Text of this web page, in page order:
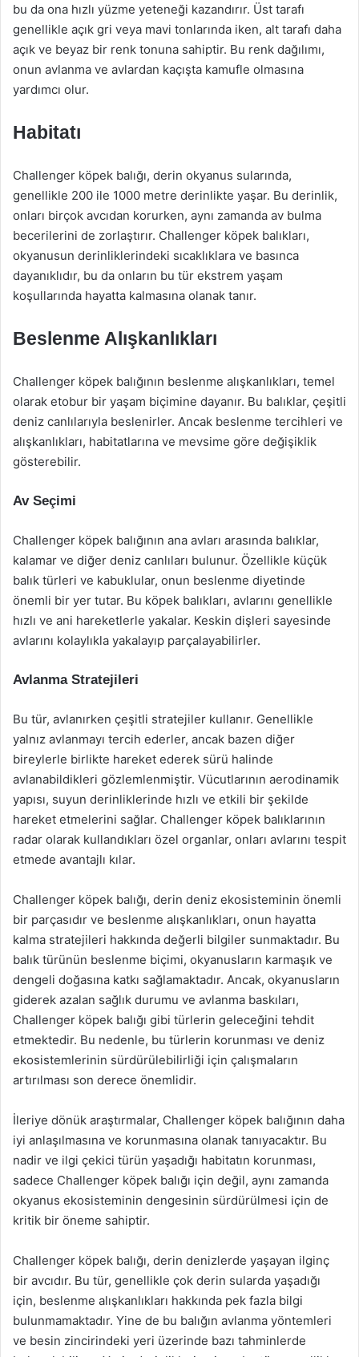
bu da ona hızlı yüzme yeteneği kazandırır. Üst tarafı
genellikle açık gri veya mavi tonlarında iken, alt tarafı daha
açık ve beyaz bir renk tonuna sahiptir. Bu renk dağılımı,
onun avlanma ve avlardan kaçışta kamufle olmasına
yardımcı olur.
Habitatı
Challenger köpek balığı, derin okyanus sularında,
genellikle 200 ile 1000 metre derinlikte yaşar. Bu derinlik,
onları birçok avcıdan korurken, aynı zamanda av bulma
becerilerini de zorlaştırır. Challenger köpek balıkları,
okyanusun derinliklerindeki sıcaklıklara ve basınca
dayanıklıdır, bu da onların bu tür ekstrem yaşam
koşullarında hayatta kalmasına olanak tanır.
Beslenme Alışkanlıkları
Challenger köpek balığının beslenme alışkanlıkları, temel
olarak etobur bir yaşam biçimine dayanır. Bu balıklar, çeşitli
deniz canlılarıyla beslenirler. Ancak beslenme tercihleri ve
alışkanlıkları, habitatlarına ve mevsime göre değişiklik
gösterebilir.
Av Seçimi
Challenger köpek balığının ana avları arasında balıklar,
kalamar ve diğer deniz canlıları bulunur. Özellikle küçük
balık türleri ve kabuklular, onun beslenme diyetinde
önemli bir yer tutar. Bu köpek balıkları, avlarını genellikle
hızlı ve ani hareketlerle yakalar. Keskin dişleri sayesinde
avlarını kolaylıkla yakalayıp parçalayabilirler.
Avlanma Stratejileri
Bu tür, avlanırken çeşitli stratejiler kullanır. Genellikle
yalnız avlanmayı tercih ederler, ancak bazen diğer
bireylerle birlikte hareket ederek sürü halinde
avlanabildikleri gözlemlenmiştir. Vücutlarının aerodinamik
yapısı, suyun derinliklerinde hızlı ve etkili bir şekilde
hareket etmelerini sağlar. Challenger köpek balıklarının
radar olarak kullandıkları özel organlar, onları avlarını tespit
etmede avantajlı kılar.
Challenger köpek balığı, derin deniz ekosisteminin önemli
bir parçasıdır ve beslenme alışkanlıkları, onun hayatta
kalma stratejileri hakkında değerli bilgiler sunmaktadır. Bu
balık türünün beslenme biçimi, okyanusların karmaşık ve
dengeli doğasına katkı sağlamaktadır. Ancak, okyanusların
giderek azalan sağlık durumu ve avlanma baskıları,
Challenger köpek balığı gibi türlerin geleceğini tehdit
etmektedir. Bu nedenle, bu türlerin korunması ve deniz
ekosistemlerinin sürdürülebilirliği için çalışmaların
artırılması son derece önemlidir.
İleriye dönük araştırmalar, Challenger köpek balığının daha
iyi anlaşılmasına ve korunmasına olanak tanıyacaktır. Bu
nadir ve ilgi çekici türün yaşadığı habitatın korunması,
sadece Challenger köpek balığı için değil, aynı zamanda
okyanus ekosisteminin dengesinin sürdürülmesi için de
kritik bir öneme sahiptir.
Challenger köpek balığı, derin denizlerde yaşayan ilginç
bir avcıdır. Bu tür, genellikle çok derin sularda yaşadığı
için, beslenme alışkanlıkları hakkında pek fazla bilgi
bulunmamaktadır. Yine de bu balığın avlanma yöntemleri
ve besin zincirindeki yeri üzerinde bazı tahminlerde